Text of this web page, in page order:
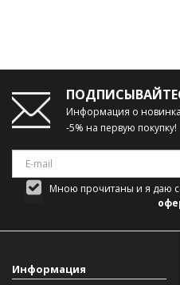
Информация о
-5% на первую покупку!
Мною прочитаны и я даю
Информация